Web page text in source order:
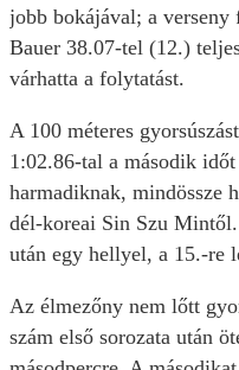
jobb bokájával; a
Bauer 38.07-tel (12.)
várhatta a folytatást.
A 100 méteres
1:02.86-tal a második
harmadiknak, mindössze
dél-koreai Sin Szu
után egy hellyel, a 15.-re
Az élmezőny nem lőtt
szám első sorozata után